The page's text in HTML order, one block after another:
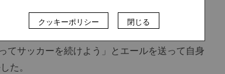
後、勝ち進んでいた天皇杯で準優勝を遂げる
立競技場でのファイナルゲームを終えた選手
てサッカーを続けよう」とエールを送って自身
た。
クッキーポリシー 閉じる